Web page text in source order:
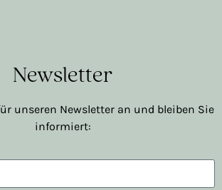
Newsletter
unseren Newsletter an und bleiben Sie
informiert: